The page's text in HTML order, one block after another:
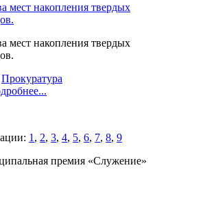
мест накопления твердых
мест накопления твердых
Прокуратура
1 , 2, 3, 4, 5, 6, 7, 8, 9
премия «Служение»